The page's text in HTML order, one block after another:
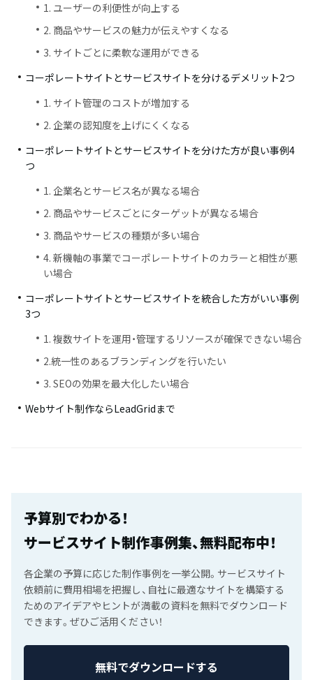
1. ユーザーの利便性が向上する
2. 商品やサービスの魅力が伝えやすくなる
3. サイトごとに柔軟な運用ができる
コーポレートサイトとサービスサイトを分けるデメリット2つ
1. サイト管理のコストが増加する
2. 企業の認知度を上げにくくなる
コーポレートサイトとサービスサイトを分けた方が良い事例4
つ
1. 企業名とサービス名が異なる場合
2. 商品やサービスごとにターゲットが異なる場合
3. 商品やサービスの種類が多い場合
4. 新機軸の事業でコーポレートサイトのカラーと相性が悪
い場合
コーポレートサイトとサービスサイトを統合した方がいい事例
3つ
1. 複数サイトを運用・管理するリソースが確保できない場合
2.統一性のあるブランディングを行いたい
3. SEOの効果を最大化したい場合
Webサイト制作ならLeadGridまで
予算別でわかる！
サービスサイト制作事例集、無料配布中！
各企業の予算に応じた制作事例を一挙公開。サービスサイト
依頼前に費用相場を把握し、自社に最適なサイトを構築する
ためのアイデアやヒントが満載の資料を無料でダウンロード
できます。ぜひご活用ください！
無料でダウンロードする